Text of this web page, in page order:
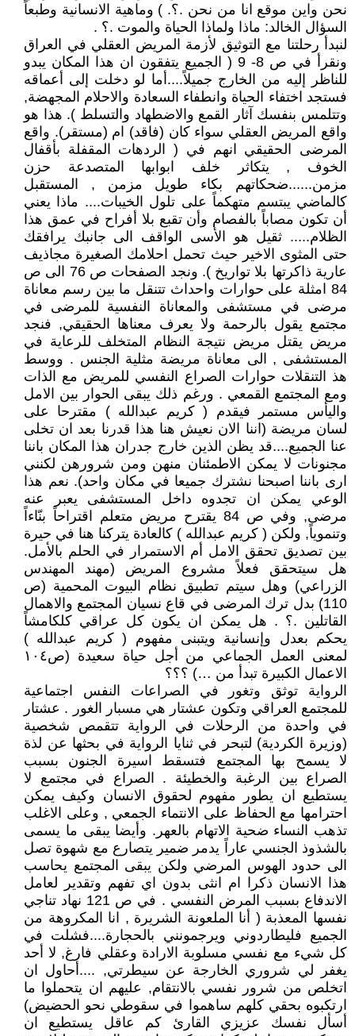
نحن واين موقع انا من نحن .؟. ) وماهية الانسانية وطبعاً
السؤال الخالد: ماذا ولماذا الحياة والموت .؟ .
لنبدأ رحلتنا مع التوثيق لأزمة المريض العقلي في العراق
ونقرأ في ص 8- 9 ( الجميع يتفقون ان هذا المكان يبدو
للناظر إليه من الخارج جميلاً....أما لو دخلت إلى أعماقه
فستجد اختفاء الحياة وانطفاء السعادة والاحلام المجهضة,
وتتلمس بنفسك آثار القمع والاضطهاد والتسلط ). هذا هو
واقع المريض العقلي سواء كان (فاقد) ام (مستقر). واقع
المرضى الحقيقي انهم في ( الردهات المقفلة بأقفال
الخوف , يتكاثر خلف ابوابها المتصدعة حزن
مزمن......ضحكاتهم بكاء طويل مزمن , المستقبل
كالماضي يبتسم متهكماً على تلول الخيبات.... ماذا يعني
أن تكون مصاباً بالفصام وأن تقبع بلا أفراح في عمق هذا
الظلام..... ثقيل هو الأسى الواقف الى جانبك يرافقك
حتى المثوى الاخير حيث تحمل احلامك الصغيرة مجاذيف
عارية ذاكرتها بلا تواريخ ). ونجد الصفحات ص 76 الى ص
84 امثلة على حوارات واحداث تتنقل ما بين رسم معاناة
مرضى في مستشفى والمعاناة النفسية للمرضى في
مجتمع يقول بالرحمة ولا يعرف معناها الحقيقي, فنجد
مريض يقتل مريض نتيجة النظام المتخلف للرعاية في
المستشفى , الى معاناة مريضة مثلية الجنس . ووسط
هذ التنقلات حوارات الصراع النفسي للمريض مع الذات
ومع المجتمع القمعي . ورغم ذلك يبقى الحوار بين الامل
واليأس مستمر فيقدم ( كريم عبدالله ) مقترحا على
لسان مريضة (اننا الان نعيش هنا هذا قدرنا بعد ان تخلى
عنا الجميع....قد يظن الذين خارج جدران هذا المكان باننا
مجنونات لا يمكن الاطمئنان منهن ومن شرورهن لكنني
ارى باننا اصبحنا نشترك جميعا في مكان واحد). نعم هذا
الوعي يمكن ان تجدوه داخل المستشفى يعبر عنه
مرضى, وفي ص 84 يقترح مريض متعلم اقتراحاً بنّاءاً
وتنموياً, ولكن ( كريم عبدالله ) كالعادة يتركنا هنا في حيرة
بين تصديق تحقق الامل أم الاستمرار في الحلم بالأمل.
هل سيتحقق فعلاً مشروع المريض (مهند المهندس
الزراعي) وهل سيتم تطبيق نظام البيوت المحمية (ص
110) بدل ترك المرضى في قاع نسيان المجتمع والاهمال
القاتلين .؟ . هل يمكن ان يكون كل عراقي كلكامشاً
يحكم بعدل وإنسانية ويتبنى مفهوم ( كريم عبدالله )
لمعنى العمل الجماعي من أجل حياة سعيدة (ص١٠٤
الاعمال الكبيرة تبدأ من …) ؟؟؟
الرواية توثق وتغور في الصراعات النفس اجتماعية
للمجتمع العراقي وتكون عشتار هي مسبار الغور . عشتار
في واحدة من الرحلات في الرواية تتقمص شخصية
(وزيرة الكردية) لتبحر في ثنايا الرواية في بحثها عن لذة
لا يسمح بها المجتمع فتسقط اسيرة الجنون بسبب
الصراع بين الرغبة والخطيئة . الصراع في مجتمع لا
يستطيع ان يطور مفهوم لحقوق الانسان وكيف يمكن
احترامها مع الحفاظ على الانتماء الجمعي , وعلى الاغلب
تذهب النساء ضحية الاتهام بالعهر. وأيضا يبقى ما يسمى
بالشذوذ الجنسي عاراً يدمر ضمير يتصارع مع شهوة تصل
الى حدود الهوس المرضي ولكن يبقى المجتمع يحاسب
هذا الانسان ذكرا ام انثى بدون اي تفهم وتقدير لعامل
الاندفاع بسبب المرض النفسي . في ص 121 نهاد تناجي
نفسها المعذبة ( أنا الملعونة الشريرة , انا المكروهة من
الجميع فليطاردوني ويرجمونني بالحجارة....فشلت في
كل شيء مع نفسي مسلوبة الارادة وعقلي فارغ, لا أحد
يغفر لي شروري الخارجة عن سيطرتي, ....أحاول ان
اتخلص من شرور نفسي بالانتقام, عليهم ان يتحملوا ما
ارتكبوه بحقي كلهم ساهموا في سقوطي نحو الحضيض)
أسأل نفسك عزيزي القارئ كم عاقل يستطيع ان